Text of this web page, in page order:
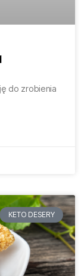
do zrobienia
KETO DESERY